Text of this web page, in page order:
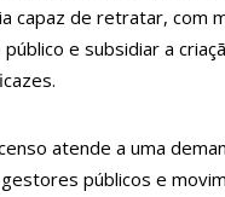
expulsam equipe da
instalar novos medidores em
vai retornar a Manaus na
Junho, afirma Menezes
ser ovacionado em festa
unidades de saúde da
capaz de retratar, com
e subsidiar a
atende a uma
públicos e